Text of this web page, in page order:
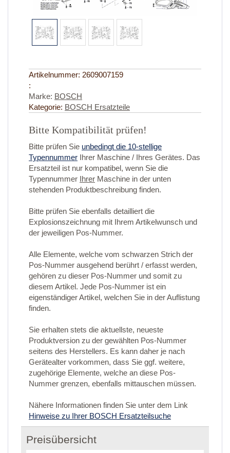
Artikelnummer: 2609007159
:
Marke: BOSCH
Kategorie: BOSCH Ersatzteile
Bitte Kompatibilität prüfen!
Bitte prüfen Sie unbedingt die 10-stellige
Typennummer Ihrer Maschine / Ihres Gerätes. Das
Ersatzteil ist nur kompatibel, wenn Sie die
Typennummer Ihrer Maschine in der unten
stehenden Produktbeschreibung finden.
Bitte prüfen Sie ebenfalls detailliert die
Explosionszeichnung mit Ihrem Artikelwunsch und
der jeweiligen Pos-Nummer.
Alle Elemente, welche vom schwarzen Strich der
Pos-Nummer ausgehend berührt / erfasst werden,
gehören zu dieser Pos-Nummer und somit zu
diesem Artikel. Jede Pos-Nummer ist ein
eigenständiger Artikel, welchen Sie in der Auflistung
finden.
Sie erhalten stets die aktuellste, neueste
Produktversion zu der gewählten Pos-Nummer
seitens des Herstellers. Es kann daher je nach
Gerätealter vorkommen, dass Sie ggf. weitere,
zugehörige Elemente, welche an diese Pos-
Nummer grenzen, ebenfalls mittauschen müssen.
Nähere Informationen finden Sie unter dem Link
Hinweise zu Ihrer BOSCH Ersatzteilsuche
Preisübersicht